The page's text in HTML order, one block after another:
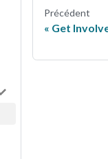
Précédent
Get